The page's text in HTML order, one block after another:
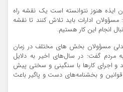
ایذه هنوز نتوانسته است یک نقشه راه
مسؤولان ادارات باید تلاش کنند تا نقشه
انجام این کار هستیم.
مسؤولان بخش های مختلف در زمان
مردم گفت: در سال‌های اخیر به دلایل
و اجرای کارها با سنگینی و سختی پیش
و بخشنامه‌های دست و پاگیر باعث